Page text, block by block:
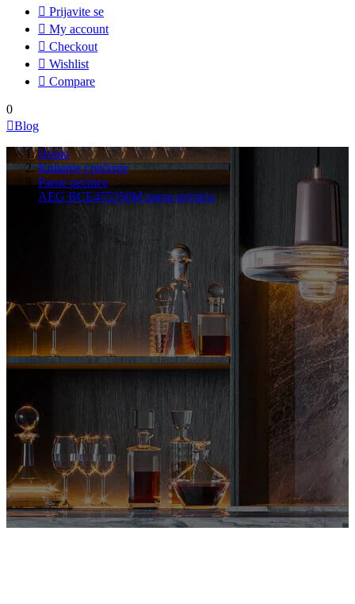
 Prijavite se
 My account
 Checkout
 Wishlist
 Compare
0
Blog
Home
Kuhanje i pečenje
Parne pećnice
AEG BCE455350M parna pećnica